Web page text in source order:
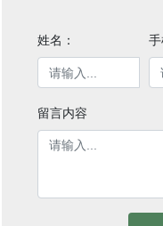
姓名： 手
留言内容